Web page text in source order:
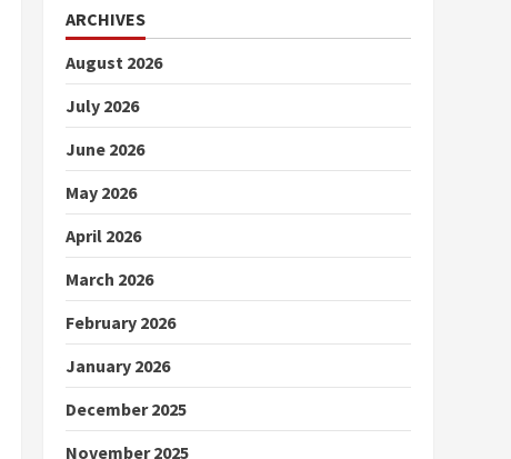
ARCHIVES
August 2026
July 2026
June 2026
May 2026
April 2026
March 2026
February 2026
January 2026
December 2025
November 2025